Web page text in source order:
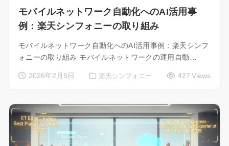
モバイルネットワーク自動化へのAI活用事
例：楽天シンフォニーの取り組み
モバイルネットワーク自動化へのAI活用事例：楽天シンフ
ォニーの取り組み モバイルネットワークの運用自動…
2026年2月5日 楽天シンフォニー 427 Views